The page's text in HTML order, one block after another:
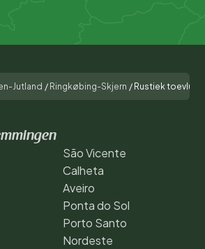
Jutland / Ringkøbing-Skjern / Rustiek
São Vicente
Calheta
Aveiro
Ponta do Sol
Porto Santo
Nordeste